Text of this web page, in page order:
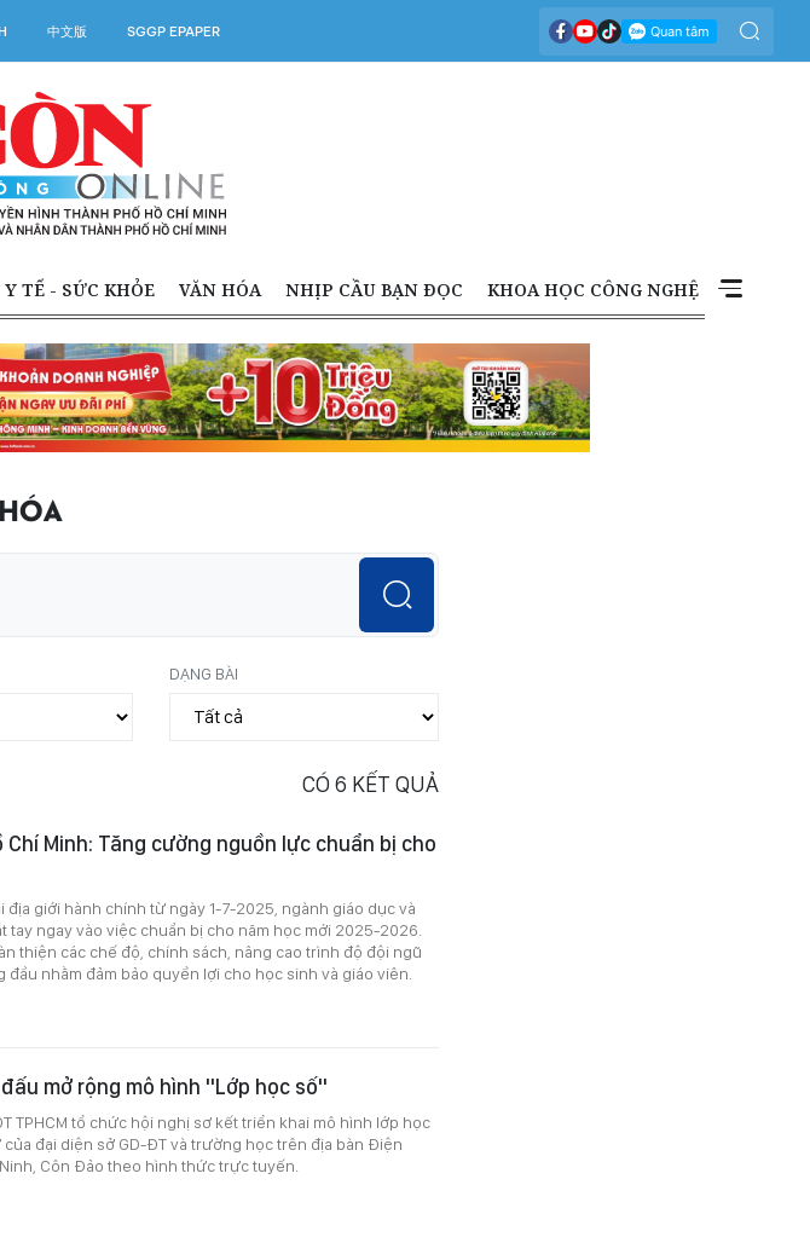
中文版 SGGP EPAPER
Y TẾ - SỨC KHỎE VĂN HÓA NHỊP CẦU BẠN ĐỌC KHOA HỌC CÔNG NGHỆ
DẠNG BÀI
CÓ 6 KẾT QUẢ
Chí Minh: Tăng cường nguồn lực chuẩn bị cho
địa giới hành chính từ ngày 1-7-2025, ngành giáo dục và
tay ngay vào việc chuẩn bị cho năm học mới 2025-2026.
thiện các chế độ, chính sách, nâng cao trình độ đội ngũ
nhằm đảm bảo quyền lợi cho học sinh và giáo viên.
đấu mở rộng mô hình "Lớp học số"
TPHCM tổ chức hội nghị sơ kết triển khai mô hình lớp học
của đại diện sở GD-ĐT và trường học trên địa bàn Điện
Ninh, Côn Đảo theo hình thức trực tuyến.